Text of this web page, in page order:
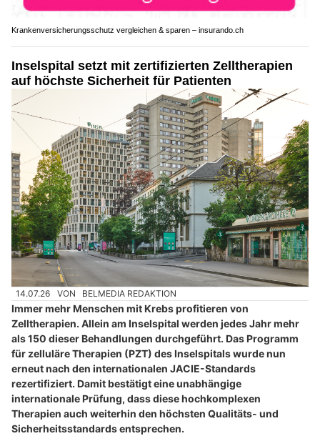
Krankenversicherungsschutz vergleichen & sparen – insurando.ch
Inselspital setzt mit zertifizierten Zelltherapien
auf höchste Sicherheit für Patienten
14.07.26 VON BELMEDIA REDAKTION
Immer mehr Menschen mit Krebs profitieren von
Zelltherapien. Allein am Inselspital werden jedes Jahr mehr
als 150 dieser Behandlungen durchgeführt. Das Programm
für zelluläre Therapien (PZT) des Inselspitals wurde nun
erneut nach den internationalen JACIE-Standards
rezertifiziert. Damit bestätigt eine unabhängige
internationale Prüfung, dass diese hochkomplexen
Therapien auch weiterhin den höchsten Qualitäts- und
Sicherheitsstandards entsprechen.